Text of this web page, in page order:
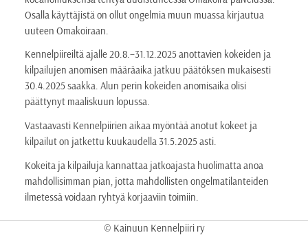
Osalla käyttäjistä on ollut ongelmia muun muassa kirjautua
uuteen Omakoiraan.
Kennelpiireiltä ajalle 20.8.–31.12.2025 anottavien kokeiden ja
kilpailujen anomisen määräaika jatkuu päätöksen mukaisesti
30.4.2025 saakka. Alun perin kokeiden anomisaika olisi
päättynyt maaliskuun lopussa.
Vastaavasti Kennelpiirien aikaa myöntää anotut kokeet ja
kilpailut on jatkettu kuukaudella 31.5.2025 asti.
Kokeita ja kilpailuja kannattaa jatkoajasta huolimatta anoa
mahdollisimman pian, jotta mahdollisten ongelmatilanteiden
ilmetessä voidaan ryhtyä korjaaviin toimiin.
© Kainuun Kennelpiiri ry